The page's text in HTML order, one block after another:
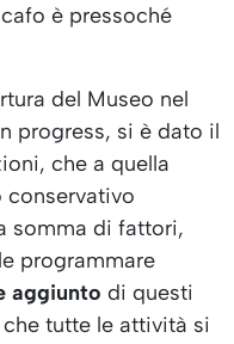
è pressoché
del Museo nel
progress, si è dato il
che a quella
conservativo
somma di fattori,
programmare
aggiunto di questi
tutte le attività si